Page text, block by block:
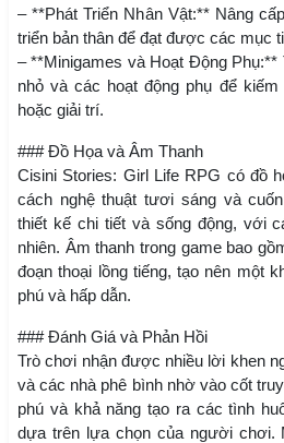
– **Phát Triển Nhân Vật:** Nâng
triển bản thân để đạt được các mục
– **Minigames và Hoạt Động
nhỏ và các hoạt động phụ để
hoặc giải trí.
### Đồ Họa và Âm Thanh
Cisini Stories: Girl Life RPG có đồ
cách nghệ thuật tươi sáng và
thiết kế chi tiết và sống động, với
nhiên. Âm thanh trong game bao
đoạn thoại lồng tiếng, tạo nên một
phú và hấp dẫn.
### Đánh Giá và Phản Hồi
Trò chơi nhận được nhiều lời khen
và các nhà phê bình nhờ vào cốt
phú và khả năng tạo ra các tình
dựa trên lựa chọn của người chơi.